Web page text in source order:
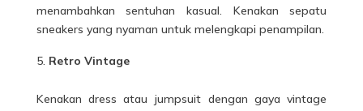
menambahkan sentuhan kasual. Kenakan sepatu
sneakers yang nyaman untuk melengkapi penampilan.
Retro Vintage
Kenakan dress atau jumpsuit dengan gaya vintage